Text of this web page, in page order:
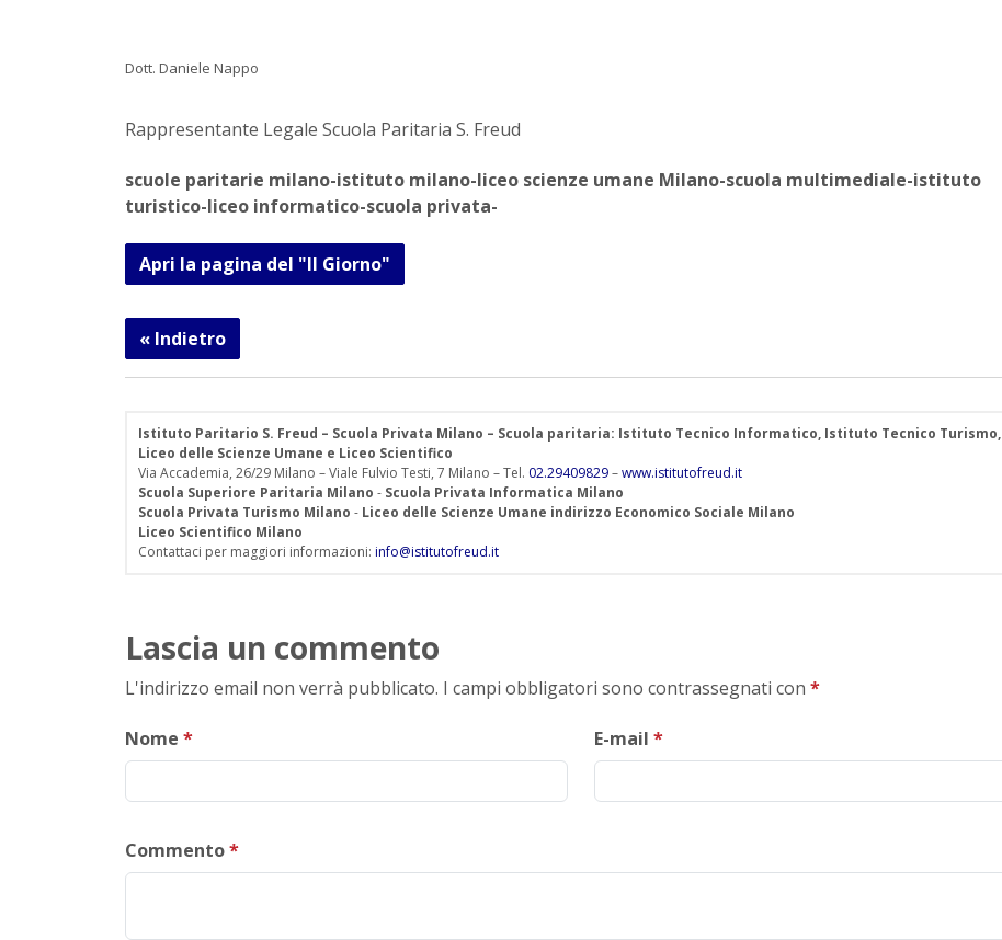
Dott. Daniele Nappo
Rappresentante Legale Scuola Paritaria S. Freud
scuole paritarie milano-istituto milano-liceo scienze umane Milano-scuola multimediale-istituto
turistico-liceo informatico-scuola privata-
Apri la pagina del "Il Giorno"
« Indietro
Istituto Paritario S. Freud – Scuola Privata Milano – Scuola paritaria: Istituto Tecnico Informatico, Istituto Tecnico Turismo,
Liceo delle Scienze Umane e Liceo Scientifico
Via Accademia, 26/29 Milano – Viale Fulvio Testi, 7 Milano – Tel. 02.29409829–www.istitutofreud.it
Scuola Superiore Paritaria Milano - Scuola Privata Informatica Milano
Scuola Privata Turismo Milano - Liceo delle Scienze Umane indirizzo Economico Sociale Milano
Liceo Scientifico Milano
Contattaci per maggiori informazioni: info@istitutofreud.it
Lascia un commento
L'indirizzo email non verrà pubblicato. I campi obbligatori sono contrassegnati con *
Nome * E-mail *
Commento*